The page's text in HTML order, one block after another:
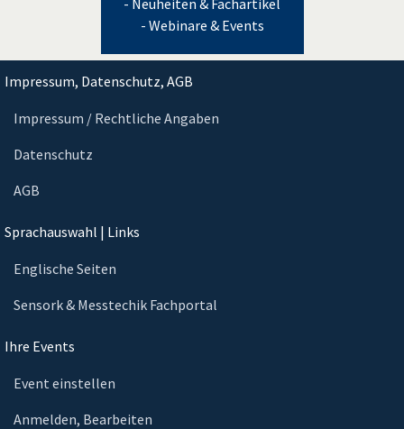
- Webinare & Events
Impressum, Datenschutz, AGB
Impressum / Rechtliche Angaben
Datenschutz
AGB
Sprachauswahl | Links
Englische Seiten
Sensork & Messtechik Fachportal
Ihre Events
Event einstellen
Anmelden, Bearbeiten